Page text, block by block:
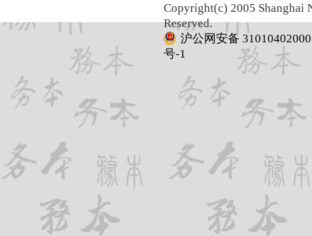
Copyright(c) 2005 Shanghai
Reserved.
沪公网安备
号-1